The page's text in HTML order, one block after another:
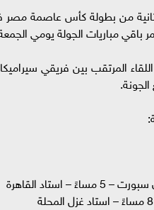
باقي مباريات الجولة يومي
المرتقب بين فريقي
– استاد القاهرة